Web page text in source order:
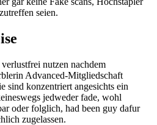
seien.
nutzen nachdem
Advanced-Mitgliedschaft
sind konzentriert angesichts ein
jedweder fade, wohl
oder folglich, had been guy dafur
zugelassen.